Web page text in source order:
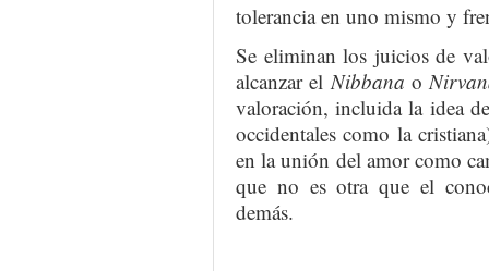
tolerancia en uno mismo y
Se eliminan los juicios de
alcanzar el Nibbana o
valoración, incluida la idea
occidentales como la
en la unión del amor como
que no es otra que el
demás.